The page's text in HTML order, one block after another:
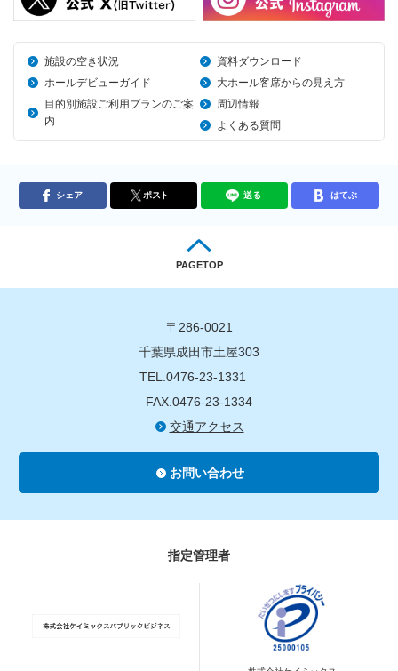
施設の空き状況
資料ダウンロード
ホールデビューガイド
大ホール客席からの見え方
目的別施設ご利用プランのご案
内
周辺情報
よくある質問
シェア ポスト 送る はてぶ
PAGETOP
〒286-0021
千葉県成田市土屋303
TEL.0476-23-1331
FAX.0476-23-1334
交通アクセス
お問い合わせ
指定管理者